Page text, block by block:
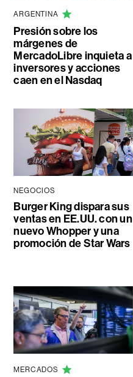
ARGENTINA
Presión sobre los
márgenes de
MercadoLibre inquieta a
inversores y acciones
caen en el Nasdaq
NEGOCIOS
Burger King dispara sus
ventas en EE.UU. con un
nuevo Whopper y una
promoción de Star Wars
MERCADOS